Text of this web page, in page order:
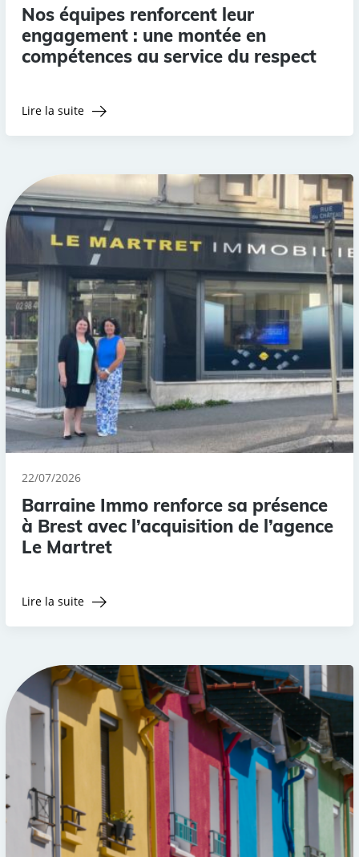
Nos équipes renforcent leur
engagement : une montée en
compétences au service du respect
Lire la suite
22/07/2026
Barraine Immo renforce sa présence
à Brest avec l’acquisition de l’agence
Le Martret
Lire la suite